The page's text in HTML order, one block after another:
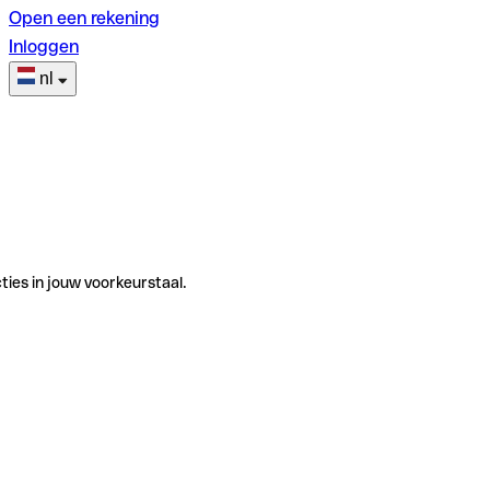
Open een rekening
Inloggen
nl
in jouw voorkeurstaal.